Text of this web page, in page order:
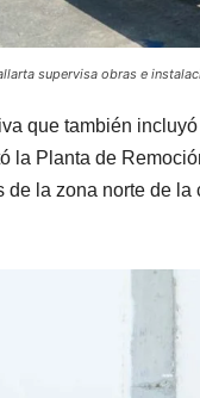
supervisa obras e
que también
la Planta de
la zona norte de